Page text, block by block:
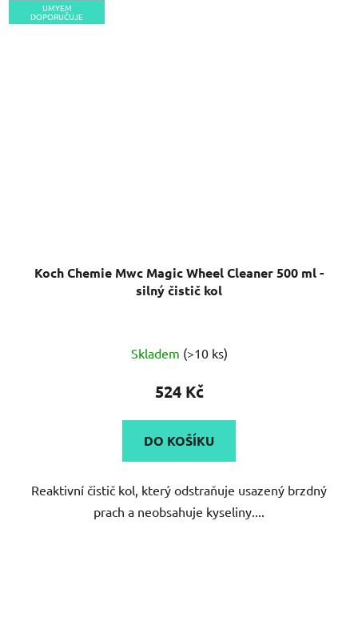
UMYEM
DOPORUČUJE
Koch Chemie Mwc Magic Wheel Cleaner 500 ml -
silný čistič kol
hodnocení
produktu
4,8
z
hvězdiček.
Skladem (>10 ks)
524 Kč
DO KOŠÍKU
Reaktivní čistič kol, který odstraňuje usazený brzdný
prach a neobsahuje kyseliny....